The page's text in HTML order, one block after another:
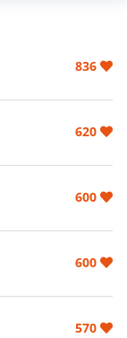
836
620
600
600
570